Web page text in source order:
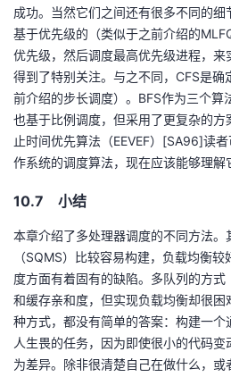
成功。当然它们之间还有很多不同的
基于优先级的（类似于之前介绍的
优先级，然后调度最高优先级进程，
得到了特别关注。与之不同，CFS是确
前介绍的步长调度）。BFS作为三个算
也基于比例调度，但采用了更复杂的
止时间优先算法（EEVEF）[SA96]读
作系统的调度算法，现在应该能够理解
10.7 小结
本章介绍了多处理器调度的不同方法。
（SQMS）比较容易构建，负载均衡
度方面有着固有的缺陷。多队列的方
和缓存亲和度，但实现负载均衡却很
种方式，都没有简单的答案：构建一
人生畏的任务，因为即使很小的代码
为差异。除非很清楚自己在做什么，